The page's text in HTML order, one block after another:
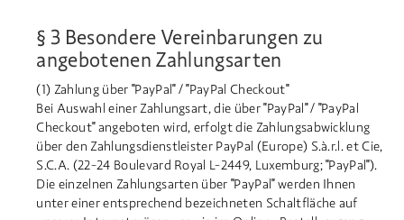
§ 3 Besondere Vereinbarungen zu
angebotenen Zahlungsarten
(1) Zahlung über "PayPal" / "PayPal Checkout"
Bei Auswahl einer Zahlungsart, die über "PayPal" / "PayPal
Checkout" angeboten wird, erfolgt die Zahlungsabwicklung
über den Zahlungsdienstleister PayPal (Europe) S.à.r.l. et Cie,
S.C.A. (22-24 Boulevard Royal L-2449, Luxemburg; "PayPal").
Die einzelnen Zahlungsarten über "PayPal" werden Ihnen
unter einer entsprechend bezeichneten Schaltfläche auf